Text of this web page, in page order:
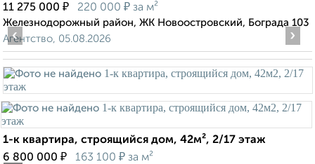
11 275 000 ₽ 220 000 ₽ за м²
Железнодорожный район, ЖК Новоостровский, Бограда 103
Агентство, 05.08.2026
‹ ›
1-к квартира, строящийся дом, 42м², 2/17 этаж
6 800 000 ₽ 163 100 ₽ за м²